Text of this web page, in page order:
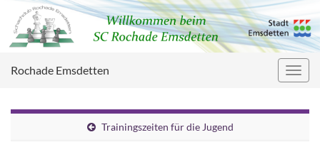
Rochade Emsdetten
Trainingszeiten für die Jugend